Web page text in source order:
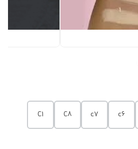
c6
c7
C8
C1